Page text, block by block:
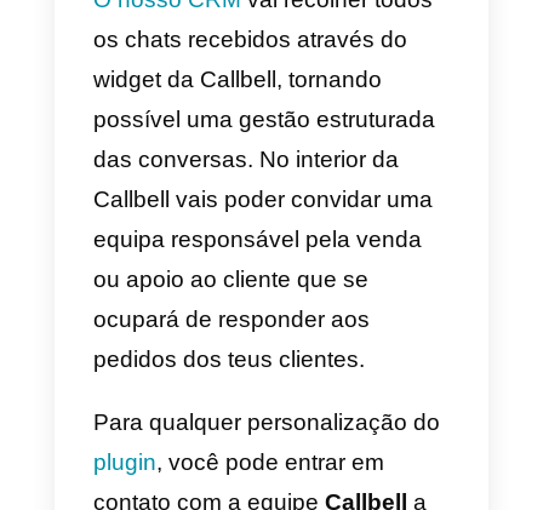
configurar.
A versão gratuita do Join.chat
permite que você agende seu
botão WhatsApp e crie
mensagens iniciais de
conversação
. Com a
para a versão premium, você
contato (tais como Telegram,
Facebook Messenger,